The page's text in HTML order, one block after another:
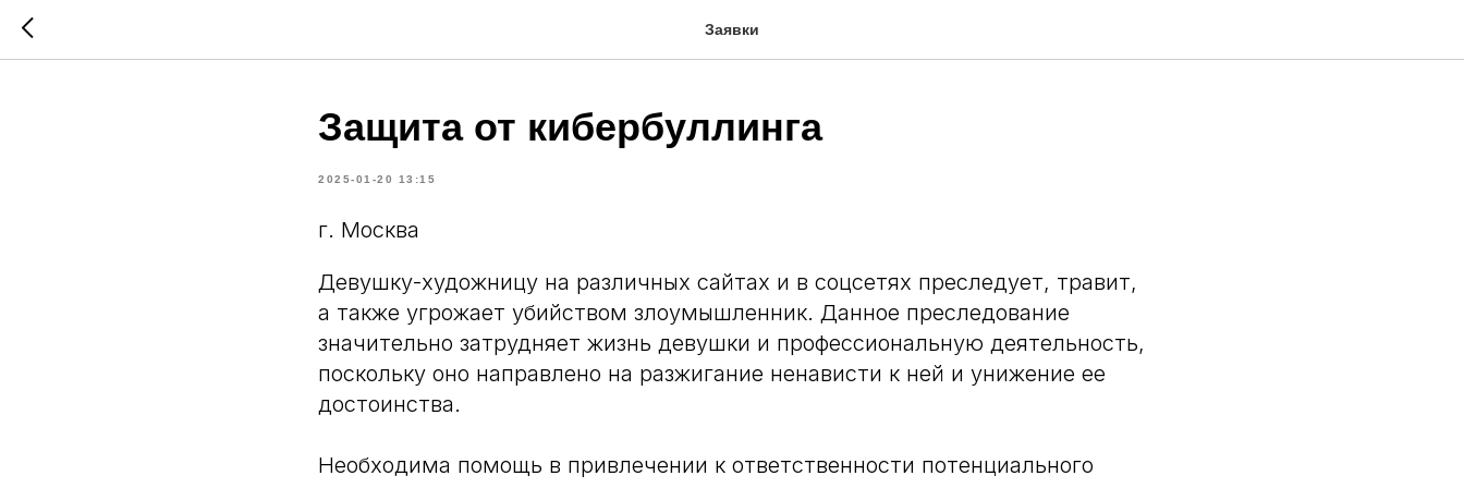
Заявки
Защита от кибербуллинга
2025-01-20 13:15
г. Москва
Девушку-художницу на различных сайтах и в соцсетях преследует, травит,
а также угрожает убийством злоумышленник. Данное преследование
значительно затрудняет жизнь девушки и профессиональную деятельность,
поскольку оно направлено на разжигание ненависти к ней и унижение ее
достоинства.
Необходима помощь в привлечении к ответственности потенциального